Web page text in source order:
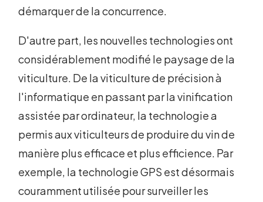
démarquer de la concurrence.
D'autre part, les nouvelles technologies ont
considérablement modifié le paysage de la
viticulture. De la viticulture de précision à
l'informatique en passant par la vinification
assistée par ordinateur, la technologie a
permis aux viticulteurs de produire du vin de
manière plus efficace et plus efficience. Par
exemple, la technologie GPS est désormais
couramment utilisée pour surveiller les